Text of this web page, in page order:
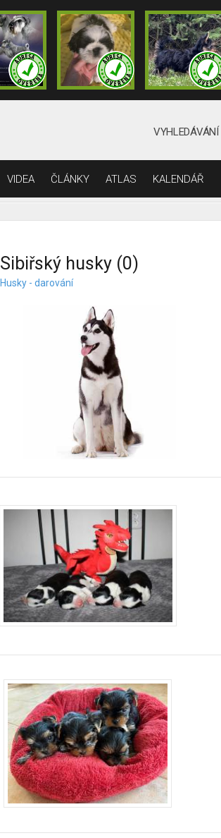
VYHLEDÁVÁNÍ
VIDEA ČLÁNKY ATLAS KALENDÁŘ
Sibiřský husky (0)
Husky - darování